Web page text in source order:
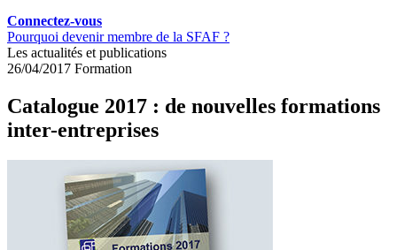
Connectez-vous
Pourquoi devenir membre de la SFAF ?
Les actualités et publications
26/04/2017 Formation
Catalogue 2017 : de nouvelles formations
inter-entreprises